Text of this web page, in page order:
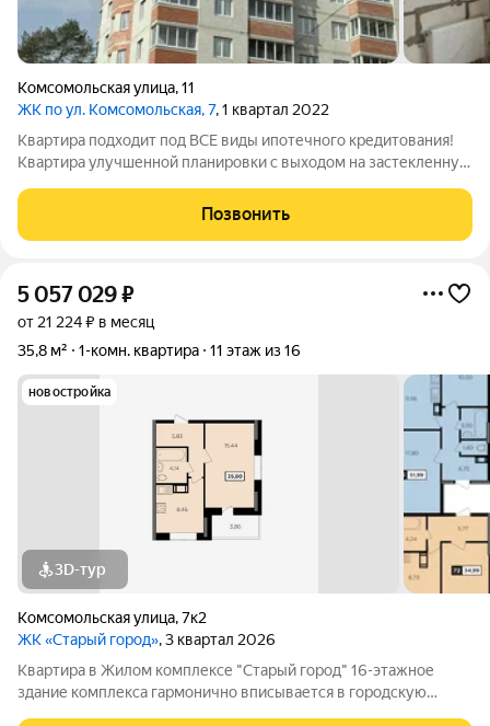
Комсомольская улица,11
ЖК по ул. Комсомольская, 7, 1 квартал 2022
Квартира подходит под ВСЕ виды ипотечного кредитования!
Квартира улучшенной планировки с выходом на застекленную
светлая. Санузел совмещенный. Функциональный коридор.
Надежность и качество: При
Позвонить
5 057 029₽
от 21 224 ₽ в месяц
35,8 м²
1-комн. квартира 11 этаж из 16
новостройка
3D-тур
Комсомольская улица,7к2
ЖК «Старый город», 3 квартал 2026
Квартира в Жилом комплексе "Старый город" 16-этажное
здание комплекса гармонично вписывается в городскую